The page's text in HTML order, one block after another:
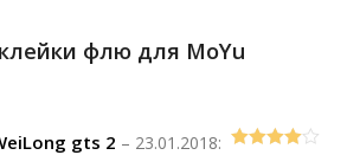
флю для MoYu
gts 2 – 23.01.2018: